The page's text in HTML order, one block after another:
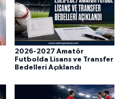
2026-2027 Amatör
Futbolda Lisans ve Transfer
Bedelleri Açıklandı